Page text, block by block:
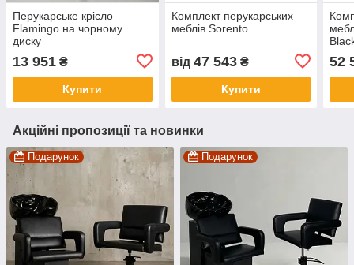
Перукарське крісло
Flamingo на чорному
диску
13 951 ₴
Купити
Комплект перукарських
меблів Sorento
від 47 543₴
Купити
52
Акційні пропозиції та новинки
Подарунок Подарунок